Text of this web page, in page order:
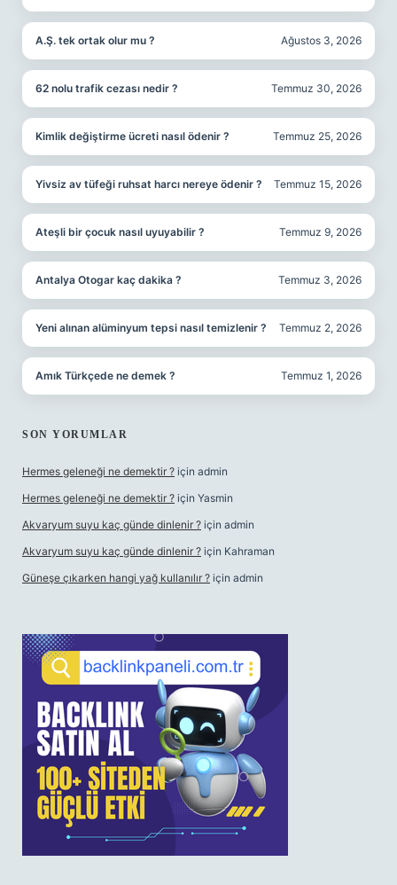
A.Ş. tek ortak olur mu ? Ağustos 3, 2026
62 nolu trafik cezası nedir ? Temmuz 30, 2026
Kimlik değiştirme ücreti nasıl ödenir ? Temmuz 25, 2026
Yivsiz av tüfeği ruhsat harcı nereye ödenir ? Temmuz 15, 2026
Ateşli bir çocuk nasıl uyuyabilir ? Temmuz 9, 2026
Antalya Otogar kaç dakika ? Temmuz 3, 2026
Yeni alınan alüminyum tepsi nasıl temizlenir ? Temmuz 2, 2026
Amık Türkçede ne demek ? Temmuz 1, 2026
SON YORUMLAR
Hermes geleneği ne demektir ? için admin
Hermes geleneği ne demektir ? için Yasmin
Akvaryum suyu kaç günde dinlenir ? için admin
Akvaryum suyu kaç günde dinlenir ? için Kahraman
Güneşe çıkarken hangi yağ kullanılır ? için admin